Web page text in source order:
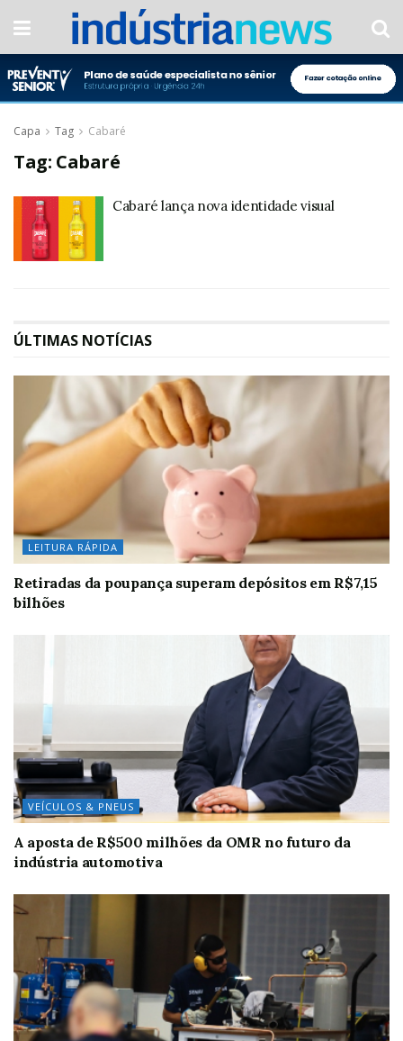
Capa Tag Cabaré
Tag: Cabaré
Cabaré lança nova identidade visual
ÚLTIMAS NOTÍCIAS
LEITURA RÁPIDA
Retiradas da poupança superam depósitos em R$7,15
bilhões
VEÍCULOS & PNEUS
A aposta de R$500 milhões da OMR no futuro da
indústria automotiva